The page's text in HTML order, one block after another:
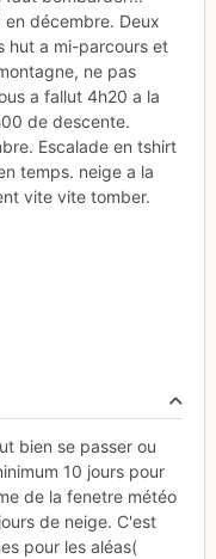
décembre. Deux
hut a mi-parcours et
ne pas
a fallut 4h20 a la
de descente.
Escalade en tshirt
temps. neige a la
vite vite tomber.
bien se passer ou
10 jours pour
de la fenetre météo
de neige. C'est
pour les aléas(